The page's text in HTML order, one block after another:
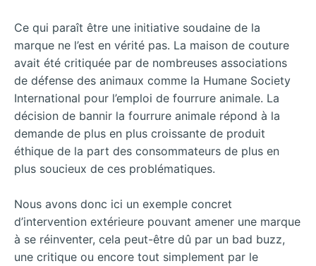
Ce qui paraît être une initiative soudaine de la
marque ne l’est en vérité pas. La maison de couture
avait été critiquée par de nombreuses associations
de défense des animaux comme la Humane Society
International pour l’emploi de fourrure animale. La
décision de bannir la fourrure animale répond à la
demande de plus en plus croissante de produit
éthique de la part des consommateurs de plus en
plus soucieux de ces problématiques.
Nous avons donc ici un exemple concret
d’intervention extérieure pouvant amener une marque
à se réinventer, cela peut-être dû par un bad buzz,
une critique ou encore tout simplement par le